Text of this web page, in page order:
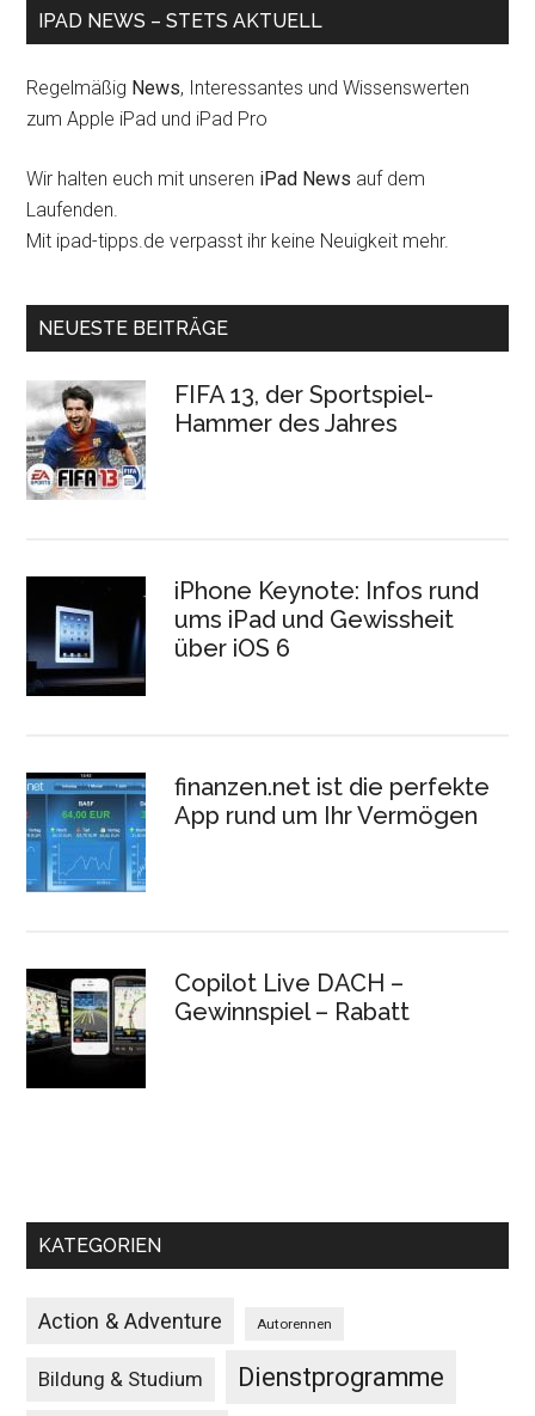
IPAD NEWS – STETS AKTUELL
Regelmäßig News, Interessantes und Wissenswerten
zum Apple iPad und iPad Pro
Wir halten euch mit unseren iPad News auf dem
Laufenden.
Mit ipad-tipps.de verpasst ihr keine Neuigkeit mehr.
NEUESTE BEITRÄGE
FIFA 13, der Sportspiel-
Hammer des Jahres
iPhone Keynote: Infos rund
ums iPad und Gewissheit
über iOS 6
finanzen.net ist die perfekte
App rund um Ihr Vermögen
Copilot Live DACH –
Gewinnspiel – Rabatt
KATEGORIEN
Action & Adventure Autorennen
Bildung & Studium Dienstprogramme